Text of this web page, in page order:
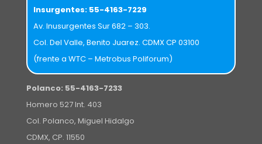
Insurgentes: 55-4163-7229
Av. Inusurgentes Sur 682 – 303.
Col. Del Valle, Benito Juarez. CDMX CP 03100
(frente a WTC – Metrobus Poliforum)
Polanco: 55-4163-7233
Homero 527 Int. 403
Col. Polanco, Miguel Hidalgo
CDMX, CP. 11550